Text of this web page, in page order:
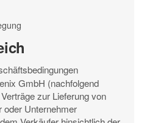
GmbH (nachfolgend
zur Lieferung von
oder Unternehmer